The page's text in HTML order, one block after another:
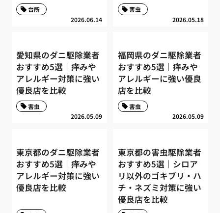
2026.06.14
台所
2026.05.18
害虫
愛知県のダニ駆除業者
おすすめ5選｜痒みや
アレルギー対策に強い
優良店を比較
2026.05.09
害虫
福岡県のダニ駆除業者
おすすめ5選｜痒みや
アレルギーに強い優良
店を比較
2026.05.09
害虫
東京都のダニ駆除業者
おすすめ5選｜痒みや
アレルギー対策に強い
優良店を比較
東京都の害虫駆除業者
おすすめ5選｜シロア
リ以外のゴキブリ・ハ
チ・ネズミ対策に強い
優良店を比較